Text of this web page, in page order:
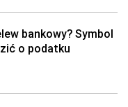
bankowy? Symbol
o podatku